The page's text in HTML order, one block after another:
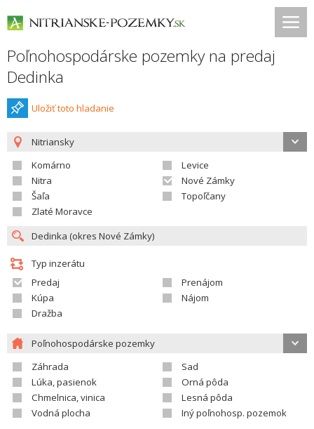
Poľnohospodárske pozemky na predaj
Dedinka
Uložiť toto hladanie
Nitriansky
Komárno
Levice
Nitra
Nové Zámky
Šaľa
Topoľčany
Zlaté Moravce
Typ inzerátu
Predaj
Prenájom
Kúpa
Nájom
Dražba
Poľnohospodárske pozemky
Záhrada
Sad
Lúka, pasienok
Orná pôda
Chmelnica, vinica
Lesná pôda
Vodná plocha
Iný poľnohosp. pozemok